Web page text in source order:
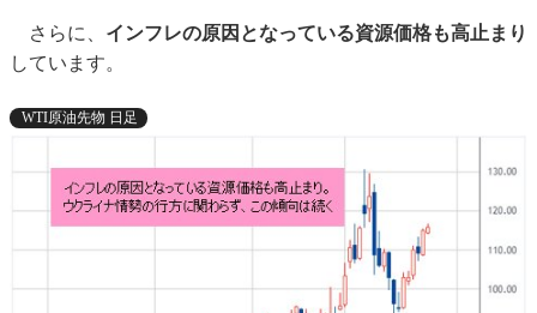
さらに、 インフレの原因となっている資源価格も高止まり
しています。
WTI原油先物 日足